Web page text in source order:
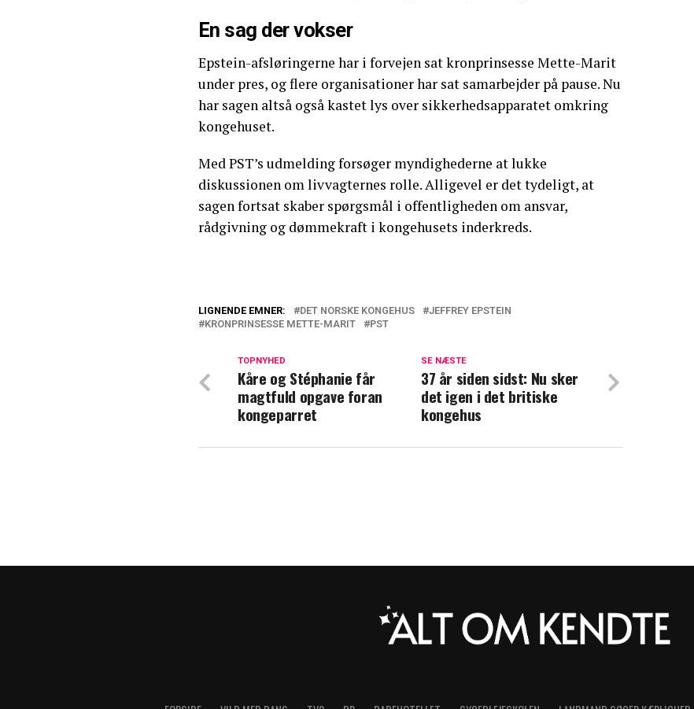
En sag der vokser
Epstein-afsløringerne har i forvejen sat kronprinsesse Mette-Marit
under pres, og flere organisationer har sat samarbejder på pause. Nu
har sagen altså også kastet lys over sikkerhedsapparatet omkring
kongehuset.
Med PST’s udmelding forsøger myndighederne at lukke
diskussionen om livvagternes rolle. Alligevel er det tydeligt, at
sagen fortsat skaber spørgsmål i offentligheden om ansvar,
rådgivning og dømmekraft i kongehusets inderkreds.
Grove kommentar rammer Mette-Marit: Kongehuset
Med værdighed og varme: Mette-Marit inspirerer i svær
tid
LIGNENDE EMNER: DET NORSKE KONGEHUS
JEFFREY EPSTEIN
KRONPRINSESSE METTE-MARIT
PST
SE NÆSTE
37 år siden sidst: Nu sker
det igen i det britiske
kongehus
TOPNYHED
Kåre og Stéphanie får
magtfuld opgave foran
kongeparret